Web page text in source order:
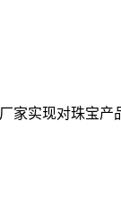
家实现对珠宝